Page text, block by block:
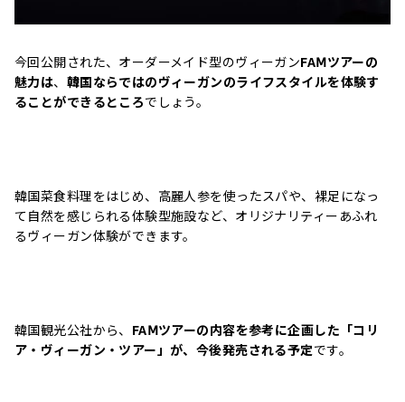
今回公開された、オーダーメイド型のヴィーガンFAⅯツアーの
魅力は、 韓国ならではのヴィーガンのライフスタイルを体験す
ることができるところでしょう。
韓国菜食料理をはじめ、高麗人参を使ったスパや、裸足になっ
て自然を感じられる体験型施設など、オリジナリティーあふれ
るヴィーガン体験ができます。
韓国観光公社から、 FAⅯツアーの内容を参考に企画した「コリ
ア・ヴィーガン・ツアー」が、今後発売される予定です。